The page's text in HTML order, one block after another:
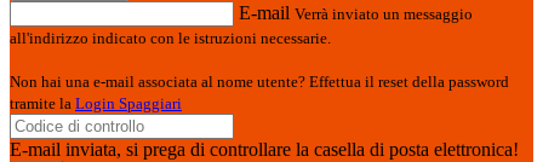
E-mail Verrà inviato un messaggio
all'indirizzo indicato con le istruzioni necessarie.
Non hai una e-mail associata al nome utente? Effettua il reset della password
tramite la Login Spaggiari
E-mail inviata, si prega di controllare la casella di posta elettronica!